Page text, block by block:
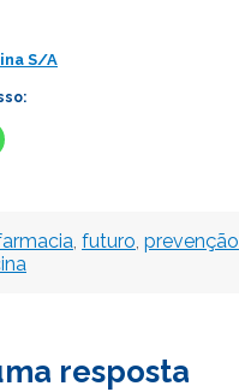
S/A
, futuro, prevenção
resposta